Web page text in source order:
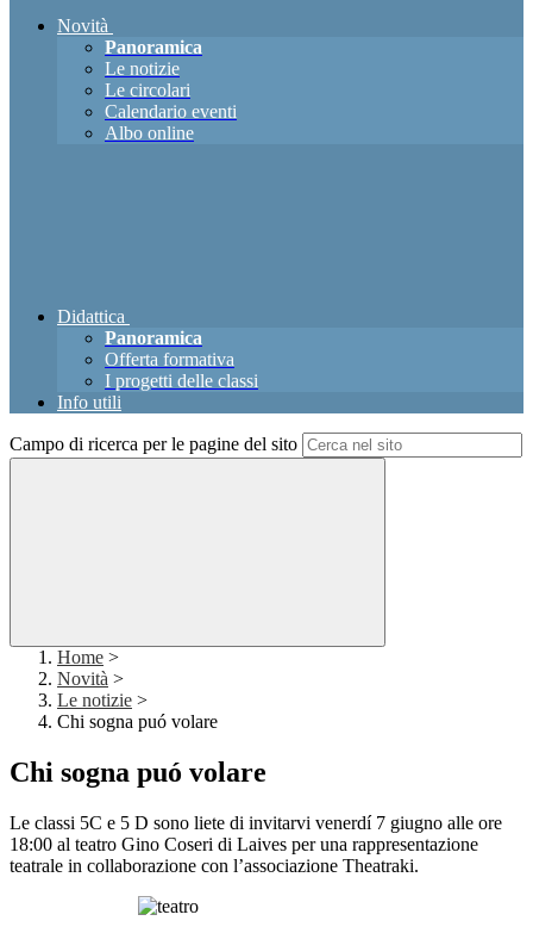
Novità
Panoramica
Le notizie
Le circolari
Calendario eventi
Albo online
Didattica
Panoramica
Offerta formativa
I progetti delle classi
Info utili
Campo di ricerca per le pagine del sito
Home >
Novità >
Le notizie >
Chi sogna puó volare
Chi sogna puó volare
Le classi 5C e 5 D sono liete di invitarvi venerdí 7 giugno alle ore
18:00 al teatro Gino Coseri di Laives per una rappresentazione
teatrale in collaborazione con l’associazione Theatraki.